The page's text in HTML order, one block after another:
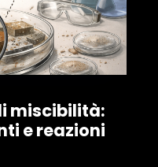
miscibilità:
e reazioni